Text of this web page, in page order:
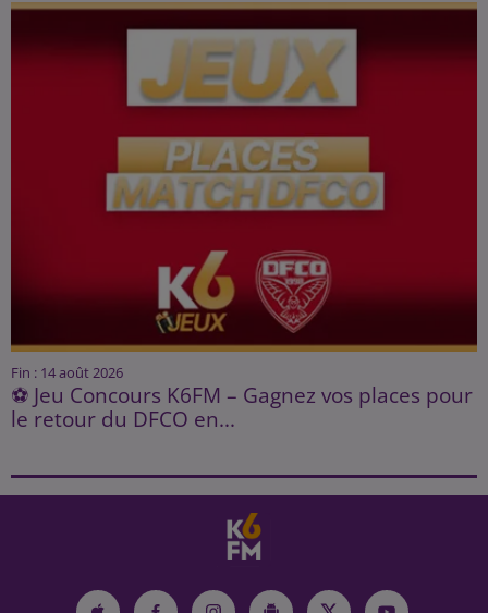
Fin : 14 août 2026
⚽ Jeu Concours K6FM – Gagnez vos places pour
le retour du DFCO en...